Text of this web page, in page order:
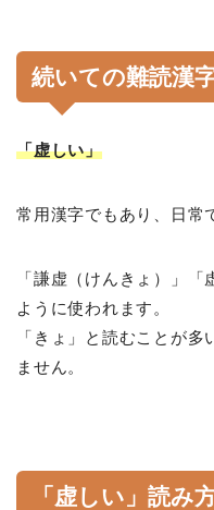
続いての難読漢
「虚しい」
常用漢字でもあり、日常
「謙虚（けんきょ）」
ように使われます。
「きょ」と読むことが
ません。
「虚しい」読み